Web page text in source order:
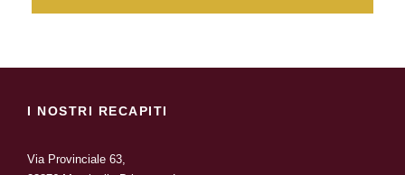
I NOSTRI RECAPITI
Via Provinciale 63,